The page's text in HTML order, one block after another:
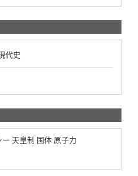
代史
天皇制 国体 原子力